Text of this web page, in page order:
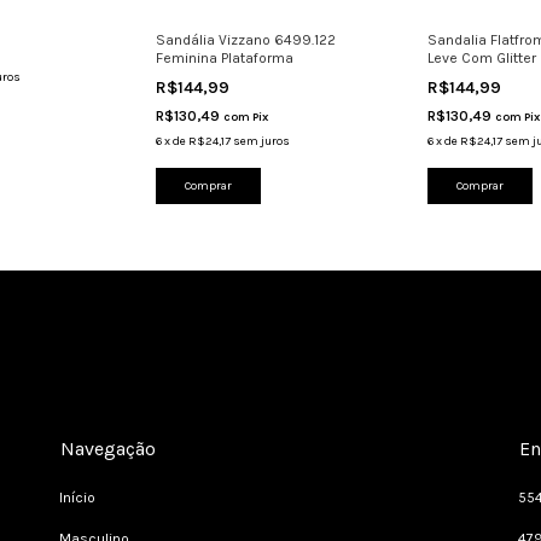
Sandália Vizzano 6499.122
Feminina Plataforma
R$144,99
R$130,49 com Pix
6xde R$24,17 sem juros
Comprar
Sandalia
Leve Com Glitter
R$144,99
R$130,49 com Pix
6xde R$24,17 sem
Comprar
Navegação
Início